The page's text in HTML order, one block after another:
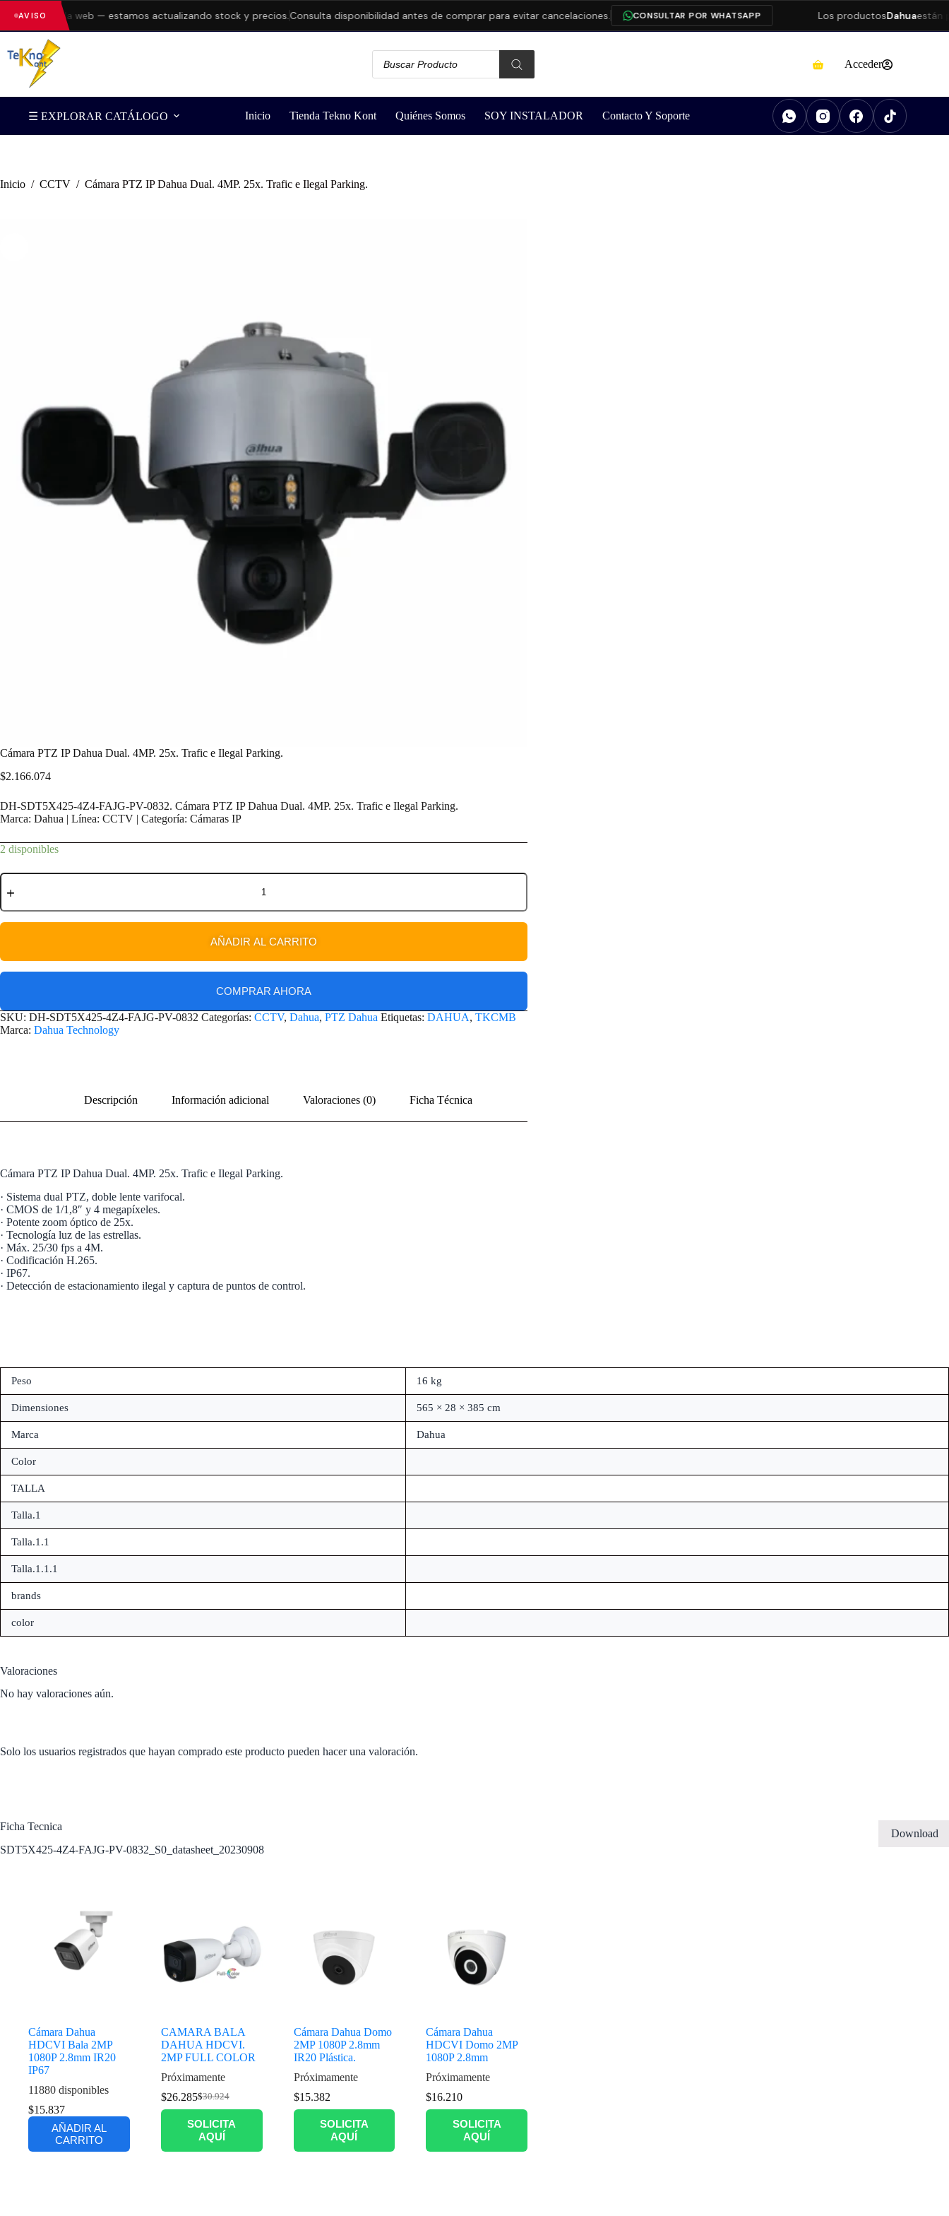
AVISOen la web — estamos actualizando stock y precios.Consulta disponibilidad antes de comprar para evitar cancelaciones. CONSULTAR POR WHATSAPP Los productosDahuaestán
Acceder
☰ EXPLORAR CATÁLOGO Inicio Tienda Tekno Kont Quiénes Somos SOY INSTALADOR Contacto Y Soporte
Inicio / CCTV / Cámara PTZ IP Dahua Dual. 4MP. 25x. Trafic e Ilegal Parking.
Cámara PTZ IP Dahua Dual. 4MP. 25x. Trafic e Ilegal Parking.
$2.166.074
DH-SDT5X425-4Z4-FAJG-PV-0832. Cámara PTZ IP Dahua Dual. 4MP. 25x. Trafic e Ilegal Parking.
Marca: Dahua | Línea: CCTV | Categoría: Cámaras IP
2 disponibles
AÑADIR AL CARRITO
COMPRAR AHORA
SKU: DH-SDT5X425-4Z4-FAJG-PV-0832 Categorías: CCTV, Dahua, PTZ Dahua Etiquetas: DAHUA, TKCMB
Marca: Dahua Technology
Descripción Información adicional Valoraciones (0) Ficha Técnica
Cámara PTZ IP Dahua Dual. 4MP. 25x. Trafic e Ilegal Parking.
· Sistema dual PTZ, doble lente varifocal.
· CMOS de 1/1,8″ y 4 megapíxeles.
· Potente zoom óptico de 25x.
· Tecnología luz de las estrellas.
· Máx. 25/30 fps a 4M.
· Codificación H.265.
· IP67.
· Detección de estacionamiento ilegal y captura de puntos de control.
Peso 16 kg
Dimensiones 565 × 28 × 385 cm
Marca Dahua
Color
TALLA
Talla.1
Talla.1.1
Talla.1.1.1
brands
color
Valoraciones
No hay valoraciones aún.
Solo los usuarios registrados que hayan comprado este producto pueden hacer una valoración.
Ficha Tecnica
Download
SDT5X425-4Z4-FAJG-PV-0832_S0_datasheet_20230908
Cámara Dahua
HDCVI Bala 2MP
1080P 2.8mm IR20
IP67
11880 disponibles
$15.837
AÑADIR AL
CARRITO
CAMARA BALA
DAHUA HDCVI.
2MP FULL COLOR
Próximamente
$30.924
$26.285
SOLICITA
AQUÍ
Cámara Dahua Domo
2MP 1080P 2.8mm
IR20 Plástica.
Próximamente
$15.382
SOLICITA
AQUÍ
Cámara Dahua
HDCVI Domo 2MP
1080P 2.8mm
Próximamente
$16.210
SOLICITA
AQUÍ